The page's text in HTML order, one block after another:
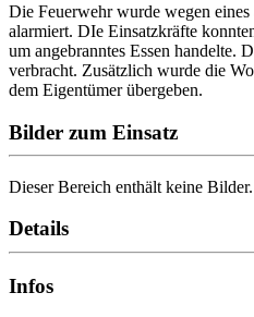
Die Feuerwehr wurde wegen
alarmiert. DIe Einsatzkräfte
um angebranntes Essen handelte.
verbracht. Zusätzlich wurde die
dem Eigentümer übergeben.
Bilder zum Einsatz
Dieser Bereich enthält keine Bilder.
Details
Infos